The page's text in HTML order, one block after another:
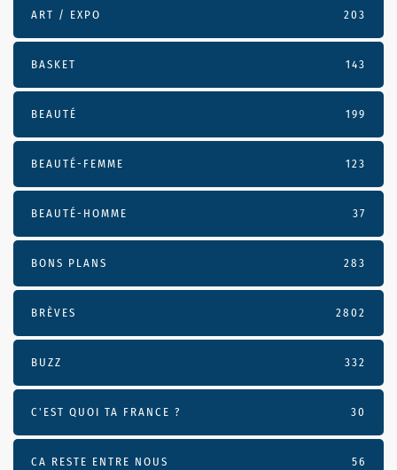
ART / EXPO 203
BASKET 143
BEAUTÉ 199
BEAUTÉ-FEMME 123
BEAUTÉ-HOMME 37
BONS PLANS 283
BRÈVES 2802
BUZZ 332
C'EST QUOI TA FRANCE ? 30
CA RESTE ENTRE NOUS 56